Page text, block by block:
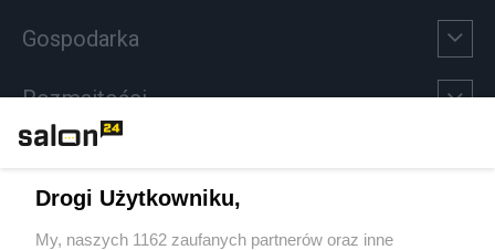
Gospodarka
Rozmaitości
Sport
Drogi Użytkowniku,
My, naszych 1162 zaufanych partnerów oraz inne